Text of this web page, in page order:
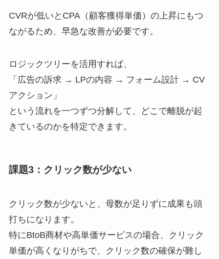
CVRが低いとCPA（顧客獲得単価）の上昇にもつ
ながるため、早急な改善が必要です。
ロジックツリーを活用すれば、
「広告の訴求 → LPの内容 → フォーム設計 → CV
アクション」
という流れを一つずつ分解して、どこで離脱が起
きているのかを特定できます。
課題3：クリック数が少ない
クリック数が少ないと、母数が足りずに成果も頭
打ちになります。
特にBtoB商材や高単価サービスの場合、クリック
単価が高くなりがちで、クリック数の確保が難し